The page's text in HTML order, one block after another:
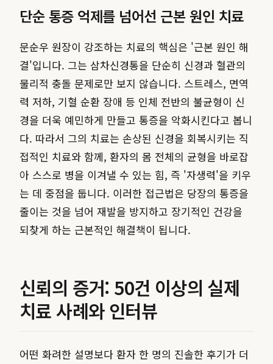
단순 통증 억제를 넘어선 근본 원인 치료
문순우 원장이 강조하는 치료의 핵심은 '근본 원인 해
결'입니다. 그는 삼차신경통을 단순히 신경과 혈관의
물리적 충돌 문제로만 보지 않습니다. 스트레스, 면역
력 저하, 기혈 순환 장애 등 인체 전반의 불균형이 신
경을 더욱 예민하게 만들고 통증을 악화시킨다고 봅니
다. 따라서 그의 치료는 손상된 신경을 회복시키는 직
접적인 치료와 함께, 환자의 몸 전체의 균형을 바로잡
아 스스로 병을 이겨낼 수 있는 힘, 즉 '자생력'을 키우
는 데 중점을 둡니다. 이러한 접근법은 당장의 통증을
줄이는 것을 넘어 재발을 방지하고 장기적인 건강을
되찾게 하는 근본적인 해결책이 됩니다.
신뢰의 증거: 50건 이상의 실제
치료 사례와 인터뷰
어떤 화려한 설명보다 환자 한 명의 진솔한 후기가 더